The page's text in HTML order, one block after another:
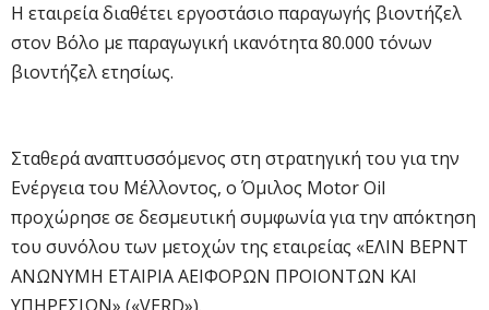
H εταιρεία διαθέτει εργοστάσιο παραγωγής βιοντήζελ
στον Βόλο με παραγωγική ικανότητα 80.000 τόνων
βιοντήζελ ετησίως.
Σταθερά αναπτυσσόμενος στη στρατηγική του για την
Ενέργεια του Μέλλοντος, ο Όμιλος Motor Oil
προχώρησε σε δεσμευτική συμφωνία για την απόκτηση
του συνόλου των μετοχών της εταιρείας «ΕΛΙΝ ΒΕΡΝΤ
ΑΝΩΝΥΜΗ ΕΤΑΙΡΙΑ ΑΕΙΦΟΡΩΝ ΠΡΟΙΟΝΤΩΝ ΚΑΙ